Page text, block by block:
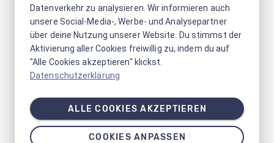
Datenverkehr zu analysieren. Wir informieren auch
unsere Social-Media-, Werbe- und Analysepartner
über deine Nutzung unserer Website. Du stimmst der
Aktivierung aller Cookies freiwillig zu, indem du auf
"Alle Cookies akzeptieren" klickst.
Datenschutzerklärung
ALLE COOKIES AKZEPTIEREN
COOKIES ANPASSEN